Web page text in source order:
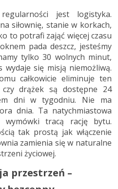
jest logistyka.
siłownię, stanie w korkach,
to potrafi zająć więcej czasu
pada deszcz, jesteśmy
tylko 30 wolnych minut,
się misją niemożliwą.
całkowicie eliminuje ten
drążek są dostępne 24
dni w tygodniu. Nie ma
dnia. Ta natychmiastowa
wymówki tracą rację bytu.
tak prostą jak włączenie
zamienia się w naturalne
życiowej.
przestrzeń –